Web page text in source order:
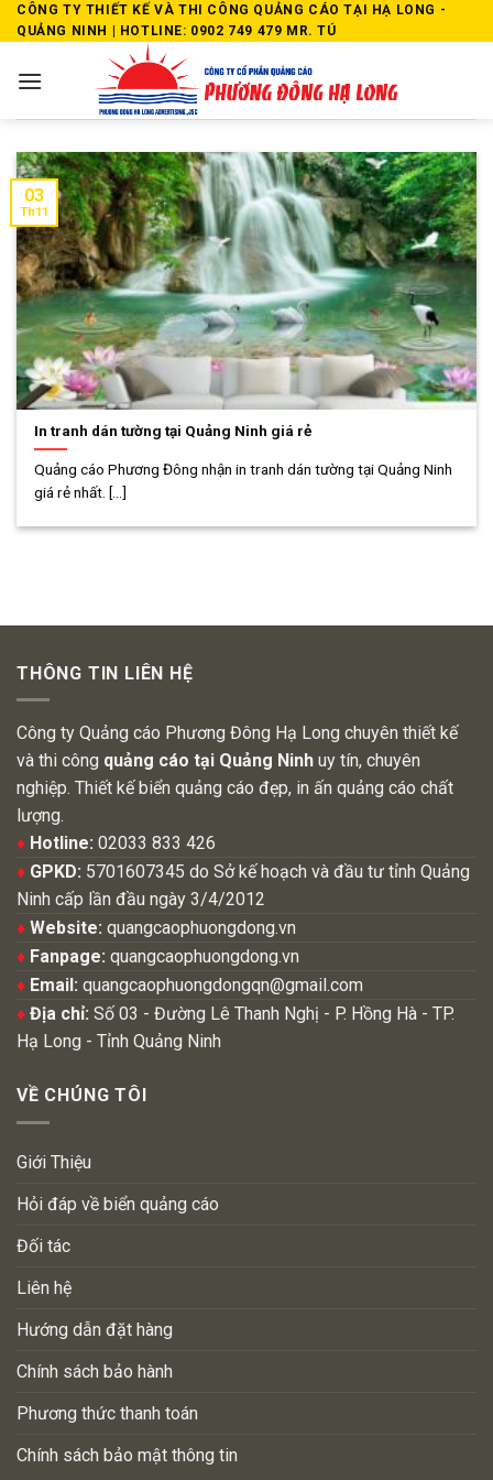
Skip
to
CÔNG TY THIẾT KẾ VÀ THI CÔNG QUẢNG CÁO TẠI HẠ LONG -
QUẢNG NINH | HOTLINE: 0902 749 479 MR. TÚ
In tranh dán tường tại Quảng Ninh giá rẻ
Quảng cáo Phương Đông nhận in tranh dán tường tại Quảng Ninh
giá rẻ nhất. [...]
03
Th11
THÔNG TIN LIÊN HỆ
Công ty Quảng cáo Phương Đông Hạ Long chuyên thiết kế
và thi công quảng cáo tại Quảng Ninh uy tín, chuyên
nghiệp. Thiết kế biển quảng cáo đẹp, in ấn quảng cáo chất
lượng.
♦ Hotline: 02033 833 426
♦ GPKD: 5701607345 do Sở kế hoạch và đầu tư tỉnh Quảng
Ninh cấp lần đầu ngày 3/4/2012
♦ Website: quangcaophuongdong.vn
♦ Fanpage: quangcaophuongdong.vn
♦ Email: quangcaophuongdongqn@gmail.com
♦ Địa chỉ: Số 03 - Đường Lê Thanh Nghị - P. Hồng Hà - TP.
Hạ Long - Tỉnh Quảng Ninh
VỀ CHÚNG TÔI
Giới Thiệu
Hỏi đáp về biển quảng cáo
Đối tác
Liên hệ
Hướng dẫn đặt hàng
Chính sách bảo hành
Phương thức thanh toán
Chính sách bảo mật thông tin